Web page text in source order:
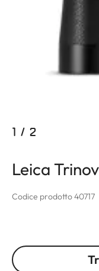
1 / 2
Leica
Codice prodotto 40717